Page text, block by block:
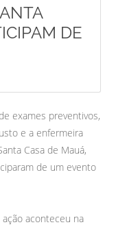
DE
exames preventivos,
e a enfermeira
Casa de Mauá,
de um evento
aconteceu na